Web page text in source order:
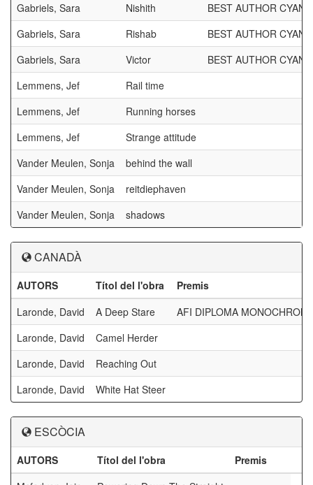
Gabriels, Sara
Nishith
BEST AUTHOR CYAN
Gabriels, Sara
Rishab
BEST AUTHOR CYAN
Gabriels, Sara
Victor
BEST AUTHOR CYAN
Lemmens, Jef
Rail time
Lemmens, Jef
Running horses
Lemmens, Jef
Strange attitude
Vander Meulen, Sonja
behind the wall
Vander Meulen, Sonja
reitdiephaven
Vander Meulen, Sonja
shadows
CANADÀ
AUTORS Títol del l'obra
Premis
Laronde, David
A Deep Stare
AFI DIPLOMA
Laronde, David
Camel Herder
Laronde, David
Reaching Out
Laronde, David
White Hat Steer
ESCÒCIA
AUTORS Títol del l'obra
Premis